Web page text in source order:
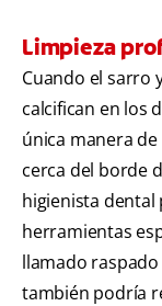
Limpieza
Cuando el sarro
calcifican en los
única manera
cerca del borde
higienista
herramientas
llamado
también podría